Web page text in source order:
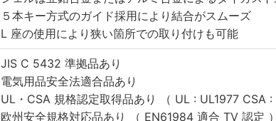
５本キー方式のガイド採用により結合がスムーズ
L 座の使用により狭い箇所での取り付けも可能
JIS C 5432 準拠品あり
電気用品安全法適合品あり
UL・CSA 規格認定取得品あり （ UL : UL1977 CSA :
欧州安全規格対応品あり （ EN61984 適合 TV 認定 ）